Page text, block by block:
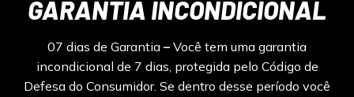
GARANTIA INCONDICIONAL
07 dias de Garantia – Você tem uma garantia
incondicional de 7 dias, protegida pelo Código de
Defesa do Consumidor. Se dentro desse período você